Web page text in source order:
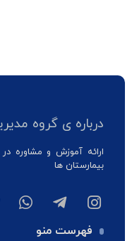
درباره ی گروه
ارائه آموزش و مشاوره
بیمارستان ها
فهرست منو